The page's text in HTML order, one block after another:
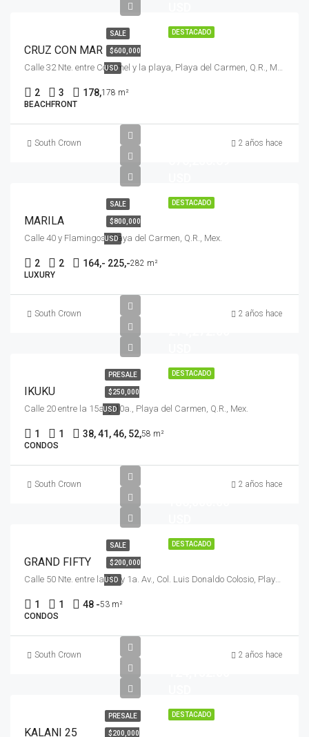
DESTACADO
SALE
$600,000
USD
CRUZ CON MAR
Calle 32 Nte. entre Cozumel y la playa, Playa del Carmen, Q.R., Mex.
2 3 178,178 m²
BEACHFRONT
South Crown 2 años hace
DESTACADO
SALE
$800,000
USD
MARILA
Calle 40 y Flamingos, Playa del Carmen, Q.R., Mex.
2 2 164,- 225,-282 m²
LUXURY
South Crown 2 años hace
DESTACADO
PRESALE
$250,000
USD
IKUKU
Calle 20 entre la 15a. y 10a., Playa del Carmen, Q.R., Mex.
1 1 38, 41, 46, 52,58 m²
CONDOS
South Crown 2 años hace
DESTACADO
SALE
$200,000
USD
GRAND FIFTY
Calle 50 Nte. entre la 5a. y 1a. Av., Col. Luis Donaldo Colosio, Playa del Carmen, Q.R., Mex.
1 1 48 -53 m²
CONDOS
South Crown 2 años hace
DESTACADO
PRESALE
$200,000
KALANI 25